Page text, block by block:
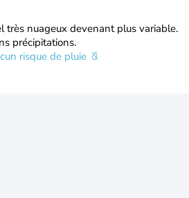
très nuageux devenant plus variable.
précipitations.
risque de pluie